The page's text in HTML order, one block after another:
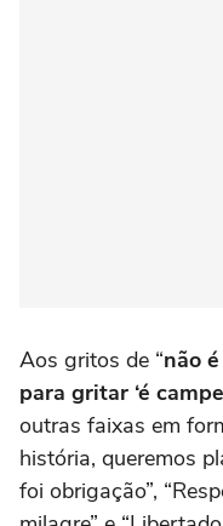
Aos gritos de “não
para gritar ‘é
outras faixas em
história, queremos
foi obrigação”,